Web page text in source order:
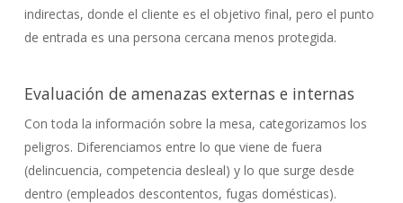
indirectas, donde el cliente es el objetivo final, pero el punto
de entrada es una persona cercana menos protegida.
Evaluación de amenazas externas e internas
Con toda la información sobre la mesa, categorizamos los
peligros. Diferenciamos entre lo que viene de fuera
(delincuencia, competencia desleal) y lo que surge desde
dentro (empleados descontentos, fugas domésticas).